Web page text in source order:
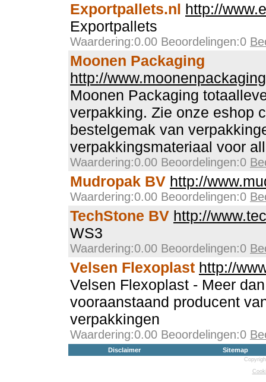
Exportpallets.nl http://
Exportpallets
Waardering:0.00 Beoordelingen:0
Moonen Packaging
http://
Moonen Packaging
verpakking. Zie onze eshop
bestelgemak van
verpakkingsmateriaal voor
Waardering:0.00 Beoordelingen:0
Mudropak BV http://
Waardering:0.00 Beoordelingen:0
TechStone BV http://
WS3
Waardering:0.00 Beoordelingen:0
Velsen Flexoplast http://
Velsen Flexoplast - Meer
vooraanstaand producent
verpakkingen
Waardering:0.00 Beoordelingen:0
Disclaimer Sitemap